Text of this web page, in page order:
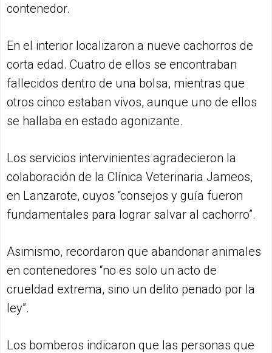
contenedor.
En el interior localizaron a nueve cachorros de
corta edad. Cuatro de ellos se encontraban
fallecidos dentro de una bolsa, mientras que
otros cinco estaban vivos, aunque uno de ellos
se hallaba en estado agonizante.
Los servicios intervinientes agradecieron la
colaboración de la Clínica Veterinaria Jameos,
en Lanzarote, cuyos “consejos y guía fueron
fundamentales para lograr salvar al cachorro”.
Asimismo, recordaron que abandonar animales
en contenedores “no es solo un acto de
crueldad extrema, sino un delito penado por la
ley”.
Los bomberos indicaron que las personas que